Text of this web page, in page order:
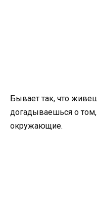
Бывает так, что
догадываешься о том,
окружающие.